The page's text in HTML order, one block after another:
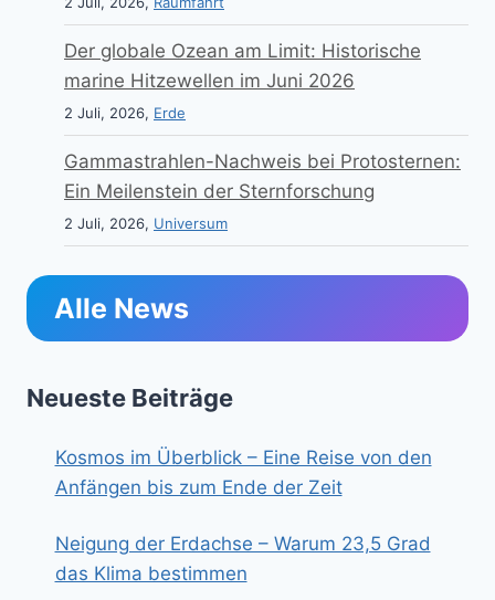
Der globale Ozean am Limit: Historische
marine Hitzewellen im Juni 2026
2 Juli, 2026, Erde
Gammastrahlen-Nachweis bei Protosternen:
Ein Meilenstein der Sternforschung
2 Juli, 2026, Universum
Alle News
Neueste Beiträge
Kosmos im Überblick – Eine Reise von den
Anfängen bis zum Ende der Zeit
Neigung der Erdachse – Warum 23,5 Grad
das Klima bestimmen